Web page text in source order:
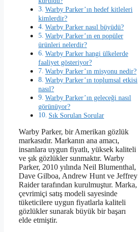
Warby Parker’ın hedef kitleleri
kimlerdir?
Warby Parker nasıl büyüdü?
Warby Parker’ın en popüler
ürünleri nelerdir?
Warby Parker hangi ülkelerde
faaliyet gösteriyor?
Warby Parker’ın misyonu nedir?
Warby Parker’ın toplumsal etkisi
nasıl?
Warby Parker’ın geleceği nasıl
görünüyor?
Sık Sorulan Sorular
Warby Parker, bir Amerikan gözlük
markasıdır. Markanın ana amacı,
insanlara uygun fiyatlı, yüksek kaliteli
ve şık gözlükler sunmaktır. Warby
Parker, 2010 yılında Neil Blumenthal,
Dave Gilboa, Andrew Hunt ve Jeffrey
Raider tarafından kurulmuştur. Marka,
çevrimiçi satış modeli sayesinde
tüketicilere uygun fiyatlarla kaliteli
gözlükler sunarak büyük bir başarı
elde etmiştir.